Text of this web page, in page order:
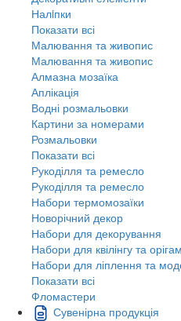
Налiпки
Показати всі
Малювання та живопис
Малювання та живопис
Алмазна мозаїка
Аплікація
Водні розмальовки
Картини за номерами
Розмальовки
Показати всі
Рукоділля та ремесло
Рукоділля та ремесло
Набори термомозаїки
Новорічний декор
Набори для декорування
Набори для квілінгу та
Набори для ліплення та
Показати всі
Фломастери
Сувенірна продукція